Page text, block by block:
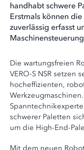
handhabt schwere
Erstmals können
zuverlässig erfasst
Die wartungsfreien
VERO-S NSR setzen
hocheffizienten,
schwerer Paletten
um die High-End-
Mit dem neuen